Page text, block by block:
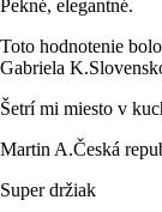
Pekné, elegantné.
Toto hodnotenie
Gabriela K.
Šetrí mi miesto v
Martin A.Česká
Super držiak